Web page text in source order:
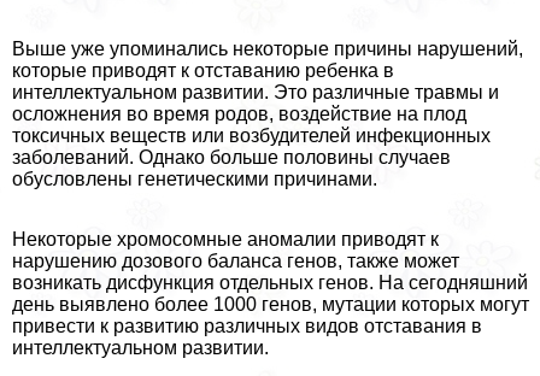
Выше уже упоминались некоторые причины нарушений,
которые приводят к отставанию ребенка в
интеллектуальном развитии. Это различные травмы и
осложнения во время родов, воздействие на плод
токсичных веществ или возбудителей инфекционных
заболеваний. Однако больше половины случаев
обусловлены генетическими причинами.
Некоторые хромосомные аномалии приводят к
нарушению дозового баланса генов, также может
возникать дисфункция отдельных генов. На сегодняшний
день выявлено более 1000 генов, мутации которых могут
привести к развитию различных видов отставания в
интеллектуальном развитии.